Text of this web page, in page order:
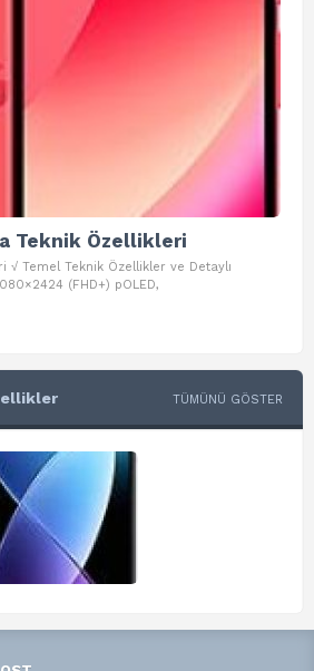
Teknik Özellikleri
√ Temel Teknik Özellikler ve Detaylı
(FHD+) pOLED,
TÜMÜNÜ GÖSTER